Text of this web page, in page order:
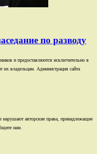
по разводу
и предоставляются исключительно в
их владельцам. Администрация сайта
авторские права, принадлежащие
нам.